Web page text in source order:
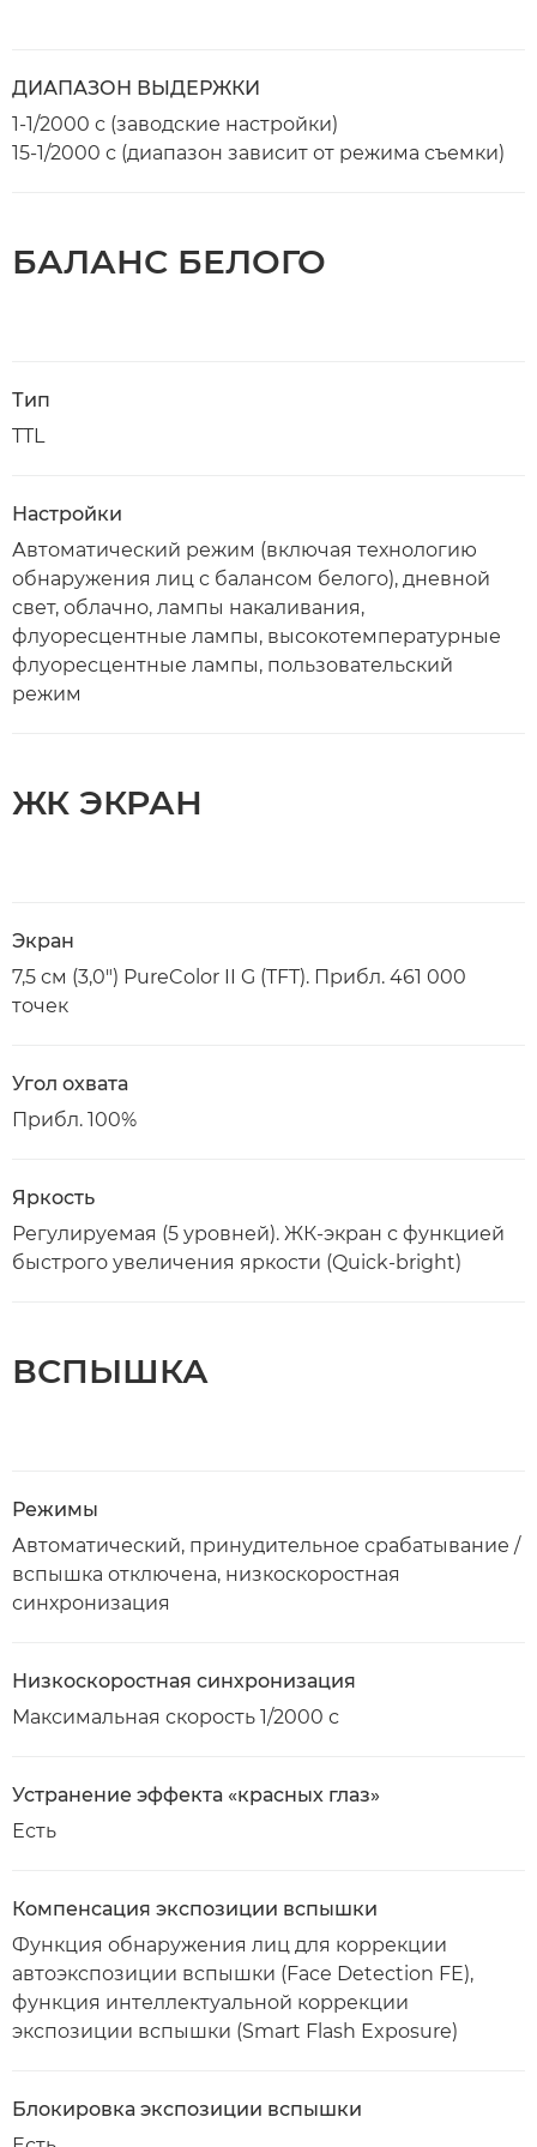
ДИАПАЗОН ВЫДЕРЖКИ
1-1/2000 с (заводские настройки)
15-1/2000 с (диапазон зависит от режима съемки)
БАЛАНС БЕЛОГО
Тип
TTL
Настройки
Автоматический режим (включая технологию
обнаружения лиц с балансом белого), дневной
свет, облачно, лампы накаливания,
флуоресцентные лампы, высокотемпературные
флуоресцентные лампы, пользовательский
режим
ЖК ЭКРАН
Экран
7,5 см (3,0") PureColor II G (TFT). Прибл. 461 000
точек
Угол охвата
Прибл. 100%
Яркость
Регулируемая (5 уровней). ЖК-экран с функцией
быстрого увеличения яркости (Quick-bright)
ВСПЫШКА
Режимы
Автоматический, принудительное срабатывание /
вспышка отключена, низкоскоростная
синхронизация
Низкоскоростная синхронизация
Максимальная скорость 1/2000 с
Устранение эффекта «красных глаз»
Есть
Компенсация экспозиции вспышки
Функция обнаружения лиц для коррекции
автоэкспозиции вспышки (Face Detection FE),
функция интеллектуальной коррекции
экспозиции вспышки (Smart Flash Exposure)
Блокировка экспозиции вспышки